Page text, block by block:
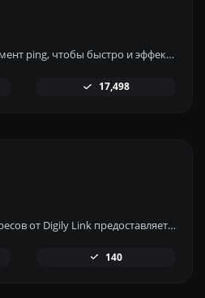
Используйте наш инструмент ping, чтобы быстро и эффективно проверить статус и время отклика любого веб-сайта, сервера или порта.
17,498
Инструмент поиска IP-адресов от Digily Link предоставляет подробную информацию о любом IP-адресе. Используйте этот бесплатный онлайн-сервис, чтобы получить полные данные об IP.
140